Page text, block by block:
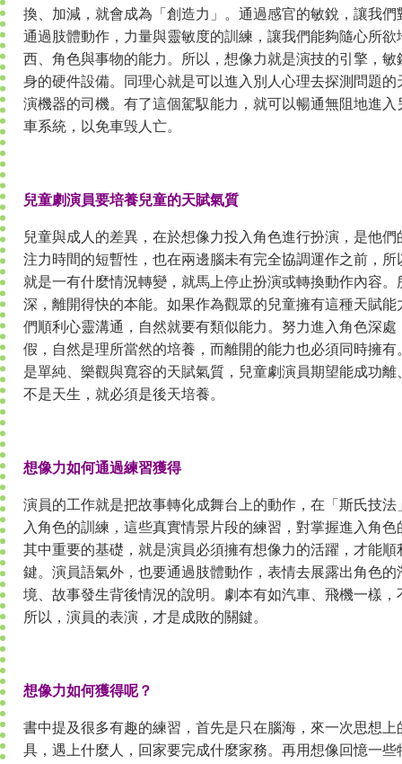
換、加減，就會成為「創造力」。通過感官的敏銳，讓我
通過肢體動作，力量與靈敏度的訓練，讓我們能夠隨心所
西、角色與事物的能力。所以，想像力就是演技的引擎，
身的硬件設備。同理心就是可以進入別人心理去探測問題
演機器的司機。有了這個駕馭能力，就可以暢通無阻地進
車系統，以免車毁人亡。
兒童劇演員要培養兒童的天賦氣質
兒童與成人的差異，在於想像力投入角色進行扮演，是他
注力時間的短暫性，也在兩邊腦未有完全協調運作之前，
就是一有什麼情況轉變，就馬上停止扮演或轉換動作內容
深，離開得快的本能。如果作為觀眾的兒童擁有這種天賦
們順利心靈溝通，自然就要有類似能力。努力進入角色深
假，自然是理所當然的培養，而離開的能力也必須同時擁
是單純、樂觀與寬容的天賦氣質，兒童劇演員期望能成功
不是天生，就必須是後天培養。
想像力如何通過練習獲得
演員的工作就是把故事轉化成舞台上的動作，在「斯氏技
入角色的訓練，這些真實情景片段的練習，對掌握進入角
其中重要的基礎，就是演員必須擁有想像力的活躍，才能
鍵。演員語氣外，也要通過肢體動作，表情去展露出角色
境、故事發生背後情況的說明。劇本有如汽車、飛機一樣
所以，演員的表演，才是成敗的關鍵。
想像力如何獲得呢？
書中提及很多有趣的練習，首先是只在腦海，來一次思想
具，遇上什麼人，回家要完成什麼家務。再用想像回憶一